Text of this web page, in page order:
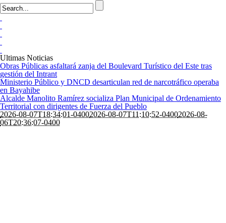
Ultimas Noticias
Obras Públicas asfaltará zanja del Boulevard Turístico del Este tras
gestión del Intrant
Ministerio Público y DNCD desarticulan red de narcotráfico operaba
en Bayahibe
Alcalde Manolito Ramírez socializa Plan Municipal de Ordenamiento
Territorial con dirigentes de Fuerza del Pueblo
2026-08-07T18:34:01-04002026-08-07T11:10:52-04002026-08-
06T20:36:07-0400